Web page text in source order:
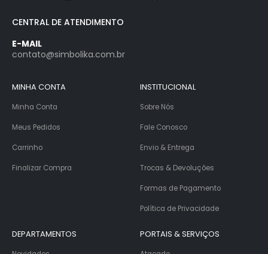
CENTRAL DE ATENDIMENTO
E-MAIL
contato@simbolika.com.br
MINHA CONTA
Minha Conta
Meus Pedidos
Carrinho
Finalizar Compra
INSTITUCIONAL
Sobre Nós
Fale Conosco
Envio & Entrega
Trocas & Devoluções
Formas de Pagamento
Política de Privacidade
DEPARTAMENTOS PORTAIS & SERVIÇOS